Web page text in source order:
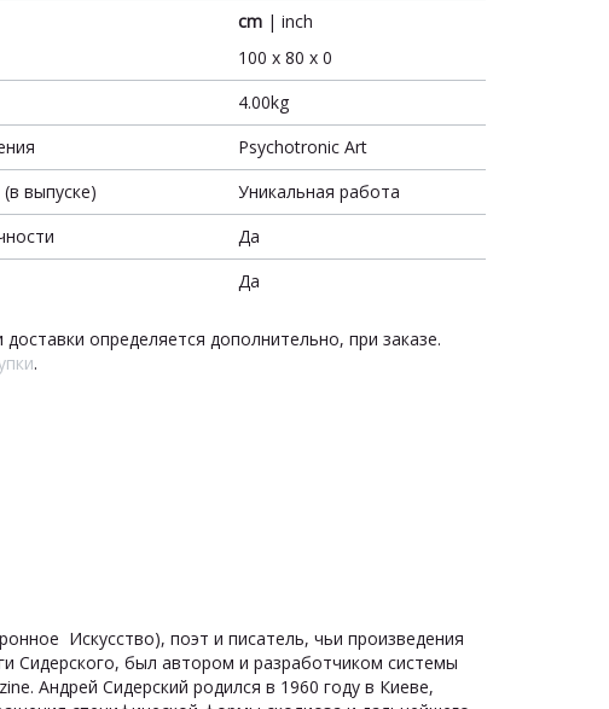
cm | inch
100 x 80 x 0
4.00kg
Psychotronic Art
выпуске)
Уникальная работа
Да
Да
определяется дополнительно, при заказе.
.
Искусство), поэт и писатель, чьи произведения
Сидерского, был автором и разработчиком системы
Андрей Сидерский родился в 1960 году в Киеве,